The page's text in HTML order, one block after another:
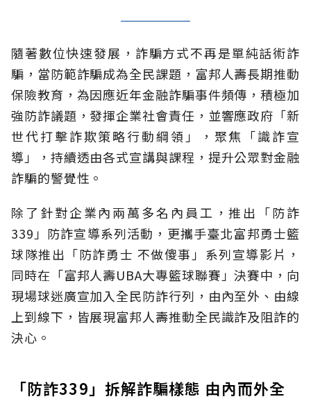
隨著數位快速發展，詐騙方式不再是單純話術詐
騙，當防範詐騙成為全民課題，富邦人壽長期推動
保險教育，為因應近年金融詐騙事件頻傳，積極加
強防詐議題，發揮企業社會責任，並響應政府「新
世代打擊詐欺策略行動綱領」，聚焦「識詐宣
導」，持續透由各式宣講與課程，提升公眾對金融
詐騙的警覺性。
除了針對企業內兩萬多名內員工，推出「防詐
339」防詐宣導系列活動，更攜手臺北富邦勇士籃
球隊推出「防詐勇士 不做傻事」系列宣導影片，
同時在「富邦人壽UBA大專籃球聯賽」決賽中，向
現場球迷廣宣加入全民防詐行列，由內至外、由線
上到線下，皆展現富邦人壽推動全民識詐及阻詐的
決心。
「防詐339」拆解詐騙樣態 由內而外全